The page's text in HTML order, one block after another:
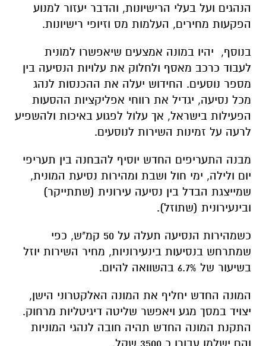
הנהגים ועל בעלי הרישיונות, והדבר יעזור למנוע
הפקעות מחירים, העלמות מס וזיופי רישיונות.
בנוסף, יהיו במונה אמצעים שיאפשרו למונית
לעבוד כרכב מאסף ולחלוק את עלויות הנסיעה בין
מספר נוסעים. החידוש יעלה את ההכנסות לנהג
מכל נסיעה, יגדיל את רווחי אפליקציות ההסעות
הפעילות בישראל, אך עלול לפגוע באיכות ולהשפיע
לרעה על זמינות השירות לנוסעים.
מבנה התעריפים החדש יוסיף להבחנה בין תעריפי
יום ולילה, ימי חול ושבת ומהירות נסיעת המונית,
שמייצגת הבדל בין נסיעה עירונית (שתתייקר)
ובינעירונית (שתוזל).
כשמהירות הנסיעה תעלה על 50 קמ"ש, כפי
שמתרחש בנסיעות בינעירוניות, מחיר השירות יוזל
בשיעור של 6.7% בהשוואה להיום.
המונה החדש יחליף את המונה האלקטרוני הישן,
יצויד במסך מגע ויאפשר שליטה דיגיטליות מרחוק.
התקנת המונה החדש תהיה חובה לנהגי המוניות
והם ישלמו עבורו כ 3500 שקל.